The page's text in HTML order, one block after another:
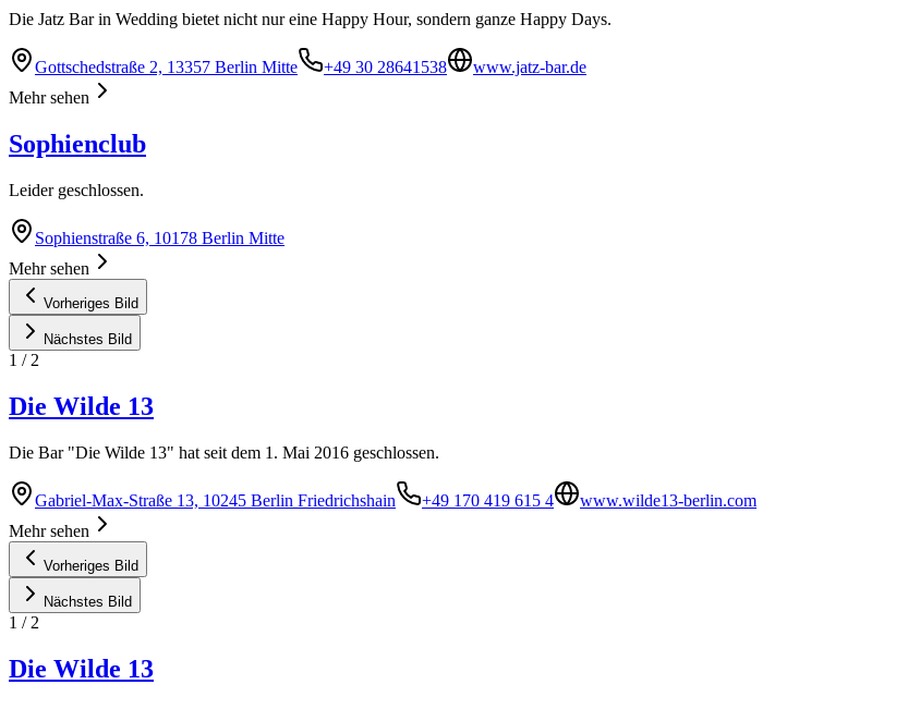
Die Jatz Bar in Wedding bietet nicht nur eine Happy Hour, sondern ganze Happy Days.
Gottschedstraße 2, 13357 Berlin Mitte +49 30 28641538
www.jatz-bar.de
Mehr sehen
Sophienclub
Leider geschlossen.
Sophienstraße 6, 10178 Berlin Mitte
Mehr sehen
Vorheriges Bild
Nächstes Bild
1 / 2
Die Wilde 13
Die Bar "Die Wilde 13" hat seit dem 1. Mai 2016 geschlossen.
Gabriel-Max-Straße 13, 10245 Berlin Friedrichshain +49 170 419 615 4
www.wilde13-berlin.com
Mehr sehen
Vorheriges Bild
Nächstes Bild
1 / 2
Die Wilde 13